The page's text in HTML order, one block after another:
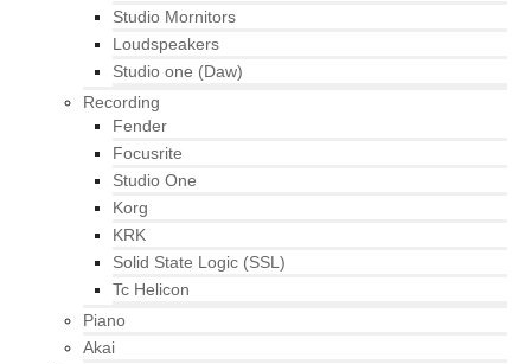
Studio Mornitors
Loudspeakers
Studio one (Daw)
Recording
Fender
Focusrite
Studio One
Korg
KRK
Solid State Logic (SSL)
Tc Helicon
Piano
Akai